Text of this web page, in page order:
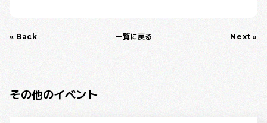
« Back 一覧に戻る Next »
その他のイベント